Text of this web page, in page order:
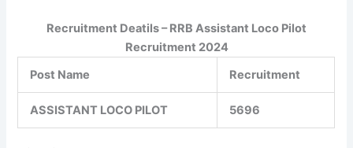
Recruitment Deatils – RRB Assistant Loco Pilot
Recruitment 2024
Post Name
Recruitment
ASSISTANT LOCO PILOT 5696